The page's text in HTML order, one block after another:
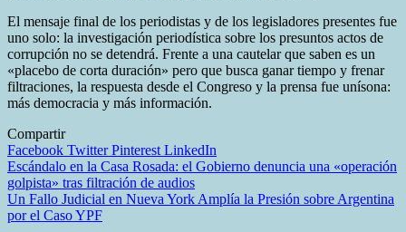
El mensaje final de los periodistas y de los legisladores presentes fue
uno solo: la investigación periodística sobre los presuntos actos de
corrupción no se detendrá. Frente a una cautelar que saben es un
«placebo de corta duración» pero que busca ganar tiempo y frenar
filtraciones, la respuesta desde el Congreso y la prensa fue unísona:
más democracia y más información.
Compartir
Facebook TwitterPinterest LinkedIn
Navegación
de
entradas
Escándalo en la Casa Rosada: el Gobierno denuncia una «operación
golpista» tras filtración de audios
Un Fallo Judicial en Nueva York Amplía la Presión sobre Argentina
por el Caso YPF